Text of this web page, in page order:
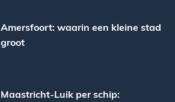
Amersfoort: waarin een kleine stad
groot
Maastricht-Luik per schip: